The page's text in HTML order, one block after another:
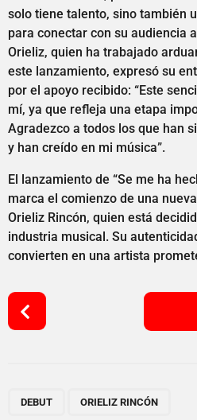
solo tiene talento, sino también
para conectar con su audiencia
Orieliz, quien ha trabajado
este lanzamiento, expresó su
por el apoyo recibido: “Este
mí, ya que refleja una etapa
Agradezco a todos los que han
y han creído en mi música”.
El lanzamiento de “Se me ha
marca el comienzo de una
Orieliz Rincón, quien está
industria musical. Su
convierten en una artista
P
o
DEBUT ORIELIZ RINCÓN